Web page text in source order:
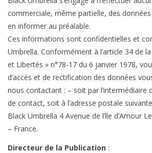
commerciale, même partielle, des
en informer au préalable.
Ces informations sont confidentielles et
Umbrella. Conformément à l’article 34 de
et Libertés » n°78-17 du 6 janvier 1978,
d’accès et de rectification des données
nous contactant : – soit par l’intermédiaire
de contact, soit à l’adresse postale
Black Umbrella 4 Avenue de l’île d’Amour
– France.
Directeur de la Publication :